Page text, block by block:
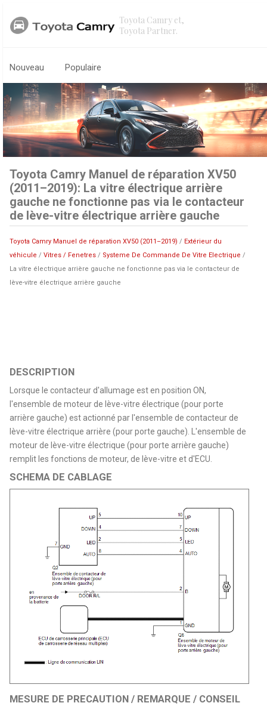
Toyota Camry et,
Toyota Partner.
Nouveau Populaire
Toyota Camry Manuel de réparation XV50
(2011–2019): La vitre électrique arrière
gauche ne fonctionne pas via le contacteur
de lève-vitre électrique arrière gauche
Toyota Camry Manuel de réparation XV50 (2011–2019) / Extérieur du
véhicule /Vitres / Fenetres / Systeme De Commande De Vitre Electrique /
La vitre électrique arrière gauche ne fonctionne pas via le contacteur de
lève-vitre électrique arrière gauche
DESCRIPTION
Lorsque le contacteur d'allumage est en position ON,
l'ensemble de moteur de lève-vitre électrique (pour porte
arrière gauche) est actionné par l'ensemble de contacteur de
lève-vitre électrique arrière (pour porte gauche). L'ensemble de
moteur de lève-vitre électrique (pour porte arrière gauche)
remplit les fonctions de moteur, de lève-vitre et d'ECU.
SCHEMA DE CABLAGE
MESURE DE PRECAUTION / REMARQUE / CONSEIL